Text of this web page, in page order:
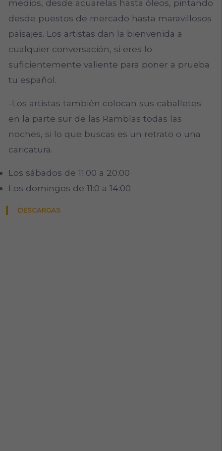
medios, desde acuarelas hasta óleos, pintando
desde puestos de mercado hasta maravillosos
paisajes. Los artistas dan la bienvenida a
cualquier conversación, si eres lo
suficientemente valiente para poner a prueba
tu español.
-Los artistas también colocan sus caballetes
en la parte sur de las Ramblas todas las
noches, si lo que buscas es un retrato o una
caricatura.
Los sábados de 11:00 a 20:00
Los domingos de 11:0 a 14:00
DESCARGAS